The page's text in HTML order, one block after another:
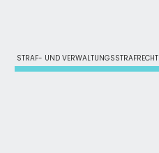
STRAF- UND VERWALTUNGSSTRAFRECHT